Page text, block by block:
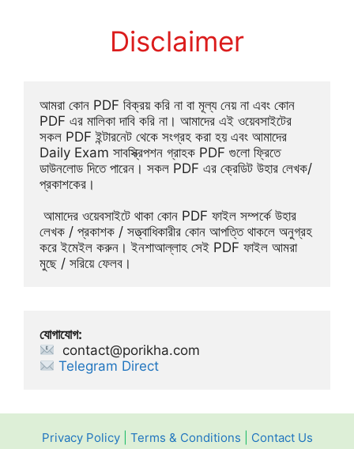
Disclaimer
আমরা কোন PDF বিক্রয় করি না বা মূল্য নেয় না এবং কোন
PDF এর মালিকা দাবি করি না। আমাদের এই ওয়েবসাইটের
সকল PDF ইন্টারনেট থেকে সংগ্রহ করা হয় এবং আমাদের
Daily Exam সাবস্ক্রিপশন গ্রাহক PDF গুলো ফ্রিতে
ডাউনলোড দিতে পারেন। সকল PDF এর ক্রেডিট উহার লেখক/
প্রকাশকের।
লেখক / প্রকাশক / সত্ত্বাধিকারীর কোন আপত্তি থাকলে অনুগ্রহ
করে ইমেইল করুন। ইনশাআল্লাহ সেই PDF ফাইল আমরা
মুছে / সরিয়ে ফেলব।
যোগাযোগ:
contact@porikha.com
Telegram Direct
Privacy Policy| Terms & Conditions Contact Us